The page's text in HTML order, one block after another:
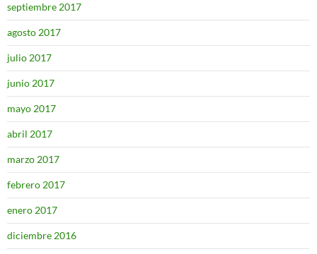
septiembre 2017
agosto 2017
julio 2017
junio 2017
mayo 2017
abril 2017
marzo 2017
febrero 2017
enero 2017
diciembre 2016